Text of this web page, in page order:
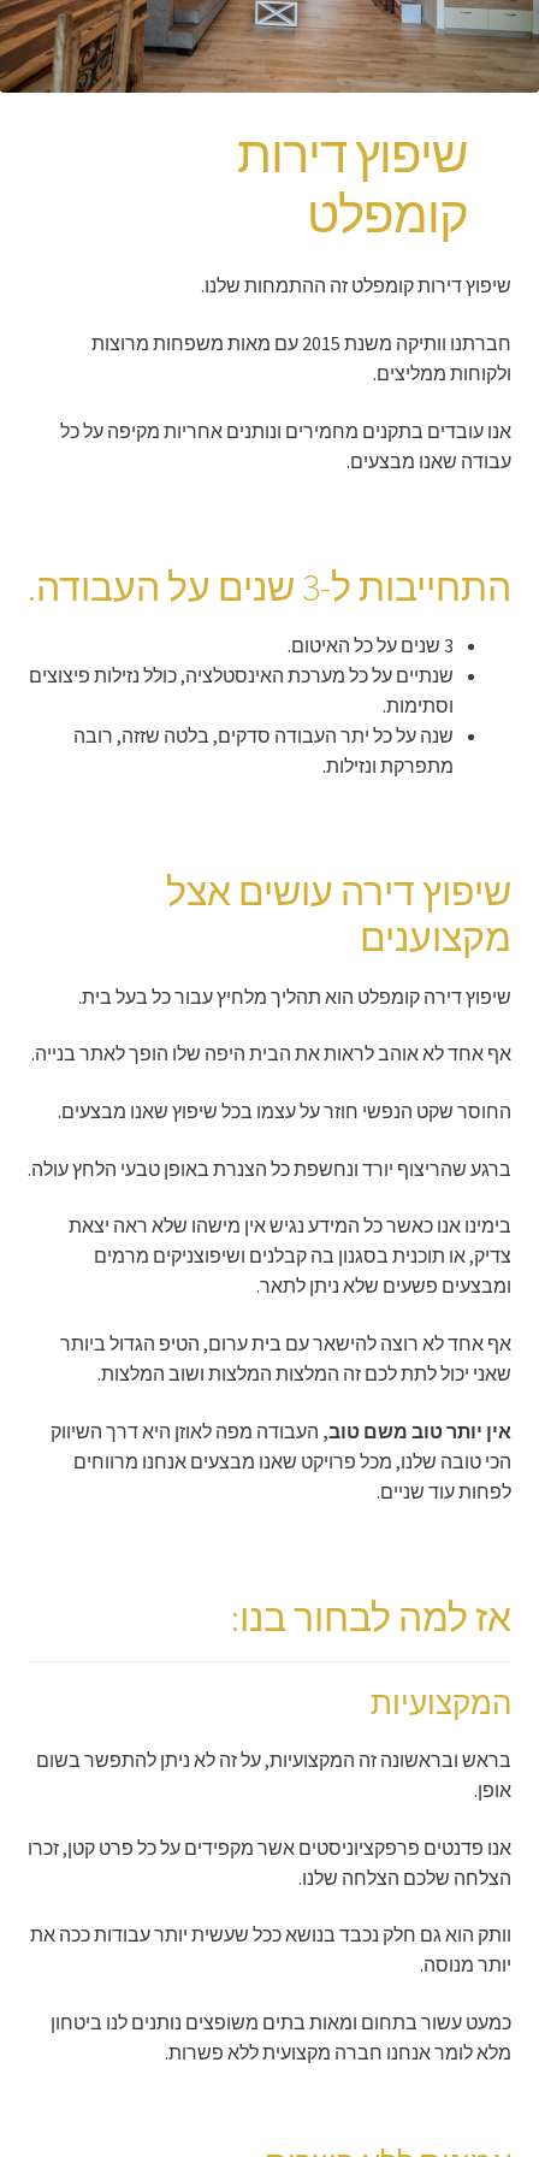
פרויקטים נבחרים
צור קשר
שיפוץ דירות
קומפלט
שיפוץ דירות קומפלט זה ההתמחות שלנו.
חברתנו וותיקה משנת 2015 עם מאות משפחות מרוצות
ולקוחות ממליצים.
אנו עובדים בתקנים מחמירים ונותנים אחריות מקיפה על כל
עבודה שאנו מבצעים.
התחייבות ל-3 שנים על העבודה.
3 שנים על כל האיטום.
שנתיים על כל מערכת האינסטלציה, כולל נזילות פיצוצים
וסתימות.
שנה על כל יתר העבודה סדקים, בלטה שזזה, רובה
מתפרקת ונזילות.
שיפוץ דירה עושים אצל
מקצוענים
שיפוץ דירה קומפלט הוא תהליך מלחיץ עבור כל בעל בית.
אף אחד לא אוהב לראות את הבית היפה שלו הופך לאתר בנייה.
החוסר שקט הנפשי חוזר על עצמו בכל שיפוץ שאנו מבצעים.
ברגע שהריצוף יורד ונחשפת כל הצנרת באופן טבעי הלחץ עולה.
בימינו אנו כאשר כל המידע נגיש אין מישהו שלא ראה יצאת
צדיק, או תוכנית בסגנון בה קבלנים ושיפוצניקים מרמים
ומבצעים פשעים שלא ניתן לתאר.
אף אחד לא רוצה להישאר עם בית ערום, הטיפ הגדול ביותר
שאני יכול לתת לכם זה המלצות המלצות ושוב המלצות.
אין יותר טוב משם טוב, העבודה מפה לאוזן היא דרך השיווק
הכי טובה שלנו, מכל פרויקט שאנו מבצעים אנחנו מרווחים
לפחות עוד שניים.
אז למה לבחור בנו:
המקצועיות
בראש ובראשונה זה המקצועיות, על זה לא ניתן להתפשר בשום
אופן.
אנו פדנטים פרפקציוניסטים אשר מקפידים על כל פרט קטן, זכרו
הצלחה שלכם הצלחה שלנו.
וותק הוא גם חלק נכבד בנושא ככל שעשית יותר עבודות ככה את
יותר מנוסה.
כמעט עשור בתחום ומאות בתים משופצים נותנים לנו ביטחון
מלא לומר אנחנו חברה מקצועית ללא פשרות.